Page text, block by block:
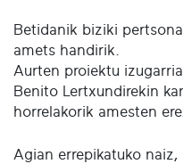
Betidanik biziki
amets handirik.
Aurten proiektu
Benito Lertxundirekin
horrelakorik amesten ere.
Agian errepikatuko